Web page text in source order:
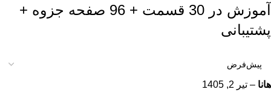
آموزش در 30 قسمت + 96 صفحه جزوه +
پشتیبانی
هانا – تیر 2, 1405